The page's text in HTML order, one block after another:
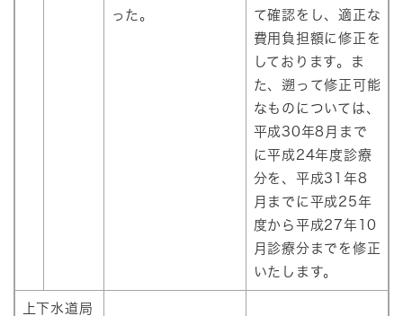
った。
て確認をし、適正な
費用負担額に修正を
しております。ま
た、遡って修正可能
なものについては、
平成30年8月まで
に平成24年度診療
分を、平成31年8
月までに平成25年
度から平成27年10
月診療分までを修正
いたします。
上下水道局